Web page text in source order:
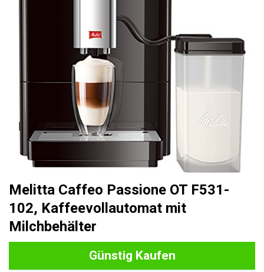
Melitta Caffeo Passione OT F531-
102, Kaffeevollautomat mit
Milchbehälter
Günstig Kaufen